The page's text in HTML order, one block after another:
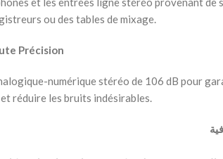
ou des tables de mixage.
Précision
numérique stéréo de 106 dB pour
réduire les bruits indésirables.